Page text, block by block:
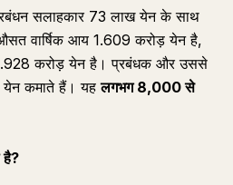
सलाहकार 73 लाख येन के साथ
वार्षिक आय 1.609 करोड़ येन है,
करोड़ येन है। प्रबंधक और उससे
येन कमाते हैं। यहलगभग 8,000 से
है?